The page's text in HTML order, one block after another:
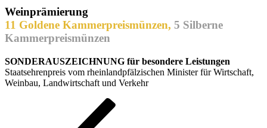
Weinprämierung
11 Goldene Kammerpreismünzen, 5 Silberne
Kammerpreismünzen
SONDERAUSZEICHNUNG für besondere Leistungen
Staatsehrenpreis vom rheinlandpfälzischen Minister für Wirtschaft,
Weinbau, Landwirtschaft und Verkehr
Beitragsnavigation